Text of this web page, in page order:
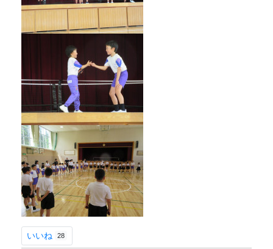
いいね 28